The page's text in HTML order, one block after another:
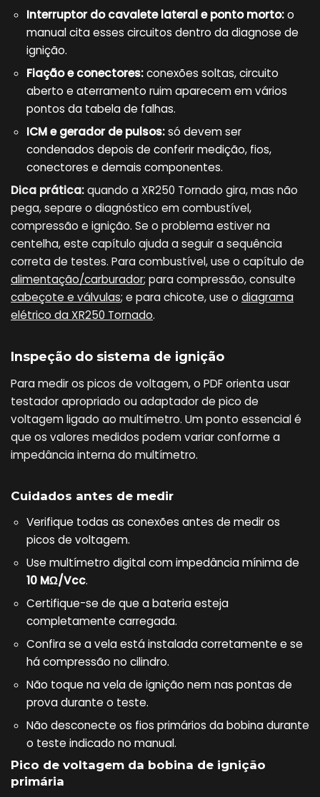
Interruptor do cavalete lateral e ponto morto:o
manual cita esses circuitos dentro da diagnose de
ignição.
Fiação e conectores:conexões soltas, circuito
aberto e aterramento ruim aparecem em vários
pontos da tabela de falhas.
ICM e gerador de pulsos:só devem ser
condenados depois de conferir medição, fios,
conectores e demais componentes.
Dica prática:quando a XR250 Tornado gira, mas não
pega, separe o diagnóstico em combustível,
compressão e ignição. Se o problema estiver na
centelha, este capítulo ajuda a seguir a sequência
correta de testes. Para combustível, use o capítulo de
alimentação/carburador; para compressão, consulte
cabeçote e válvulas; e para chicote, use o diagrama
elétrico da XR250 Tornado.
Inspeção do sistema de ignição
Para medir os picos de voltagem, o PDF orienta usar
testador apropriado ou adaptador de pico de
voltagem ligado ao multímetro. Um ponto essencial é
que os valores medidos podem variar conforme a
impedância interna do multímetro.
Cuidados antes de medir
Verifique todas as conexões antes de medir os
picos de voltagem.
Use multímetro digital com impedância mínima de
10 MΩ/Vcc.
Certifique-se de que a bateria esteja
completamente carregada.
Confira se a vela está instalada corretamente e se
há compressão no cilindro.
Não toque na vela de ignição nem nas pontas de
prova durante o teste.
Não desconecte os fios primários da bobina durante
o teste indicado no manual.
Pico de voltagem da bobina de ignição
primária